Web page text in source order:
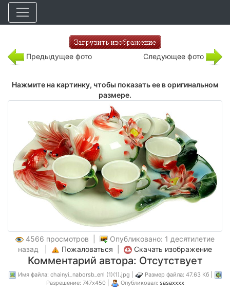
Предыдущее фото Следующее фото
Нажмите на картинку, чтобы показать ее в оригинальном
размере.
4566 просмотров |
Опубликовано: 1 десятилетие
назад |
Пожаловаться Скачать изображение
Комментарий автора: Отсутствует
Имя файла: chainyi_naborsb_enl (1)(1).jpg |
Размер файла: 47.63 Кб |
Разрешение: 747x450 |
Опубликовал: sasaxxxx